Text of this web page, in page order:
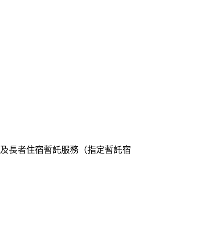
長者住宿暫託服務（指定暫託宿